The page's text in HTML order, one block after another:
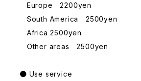
Europe 2200yen
South America 2500yen
Africa 2500yen
Other areas 2500yen
● Use service